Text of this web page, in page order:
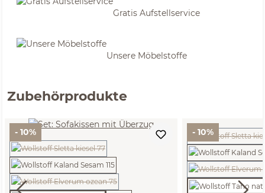
Gratis Aufstellservice
Unsere Möbelstoffe
Zubehörprodukte
- 10%
(Diese Option ist zurzeit nicht verfügbar.)
- 10%